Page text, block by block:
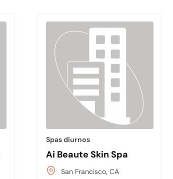
Spas diurnos
Ai Beaute Skin Spa
San Francisco, CA